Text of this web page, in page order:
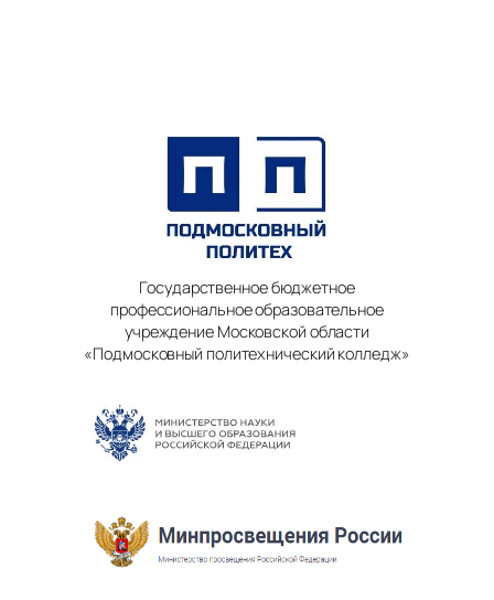
Государственное бюджетное
профессиональное образовательное
учреждение Московской области
«Подмосковный политехнический колледж»